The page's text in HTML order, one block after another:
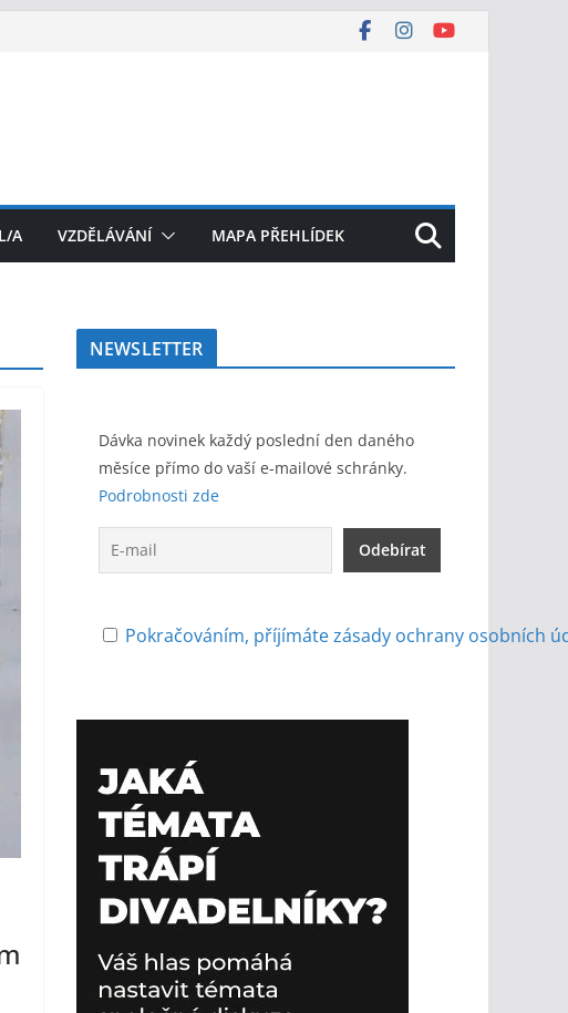
A VZDĚLÁVÁNÍ MAPA PŘEHLÍDEK
NEWSLETTER
Dávka novinek každý poslední den daného
měsíce přímo do vaší e-mailové schránky.
Podrobnosti zde
Pokračováním, příjímáte zásady ochrany osobních